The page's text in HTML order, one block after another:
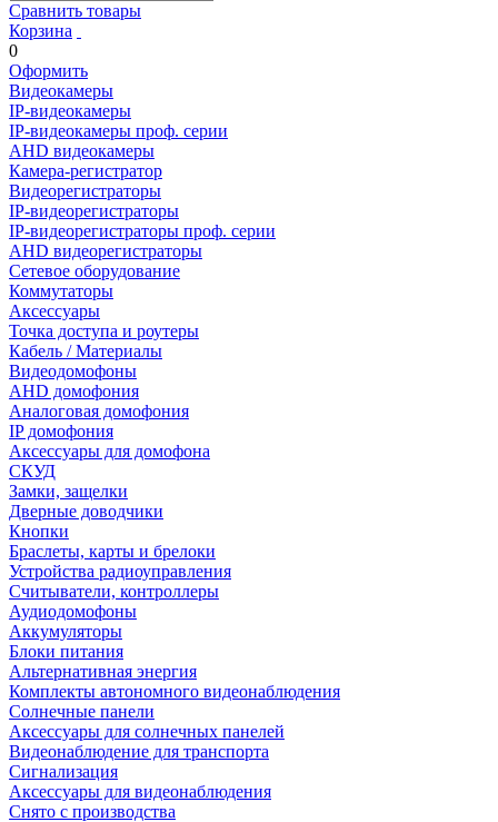
Сравнить товары
Корзина
0
Оформить
Видеокамеры
IP-видеокамеры
IP-видеокамеры проф. серии
AHD видеокамеры
Камера-регистратор
Видеорегистраторы
IP-видеорегистраторы
IP-видеорегистраторы проф. серии
AHD видеорегистраторы
Сетевое оборудование
Коммутаторы
Аксессуары
Точка доступа и роутеры
Кабель / Материалы
Видеодомофоны
AHD домофония
Аналоговая домофония
IP домофония
Аксессуары для домофона
СКУД
Замки, защелки
Дверные доводчики
Кнопки
Браслеты, карты и брелоки
Устройства радиоуправления
Считыватели, контроллеры
Аудиодомофоны
Аккумуляторы
Блоки питания
Альтернативная энергия
Комплекты автономного видеонаблюдения
Солнечные панели
Аксессуары для солнечных панелей
Видеонаблюдение для транспорта
Сигнализация
Аксессуары для видеонаблюдения
Снято с производства